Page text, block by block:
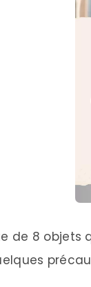
de 8 objets